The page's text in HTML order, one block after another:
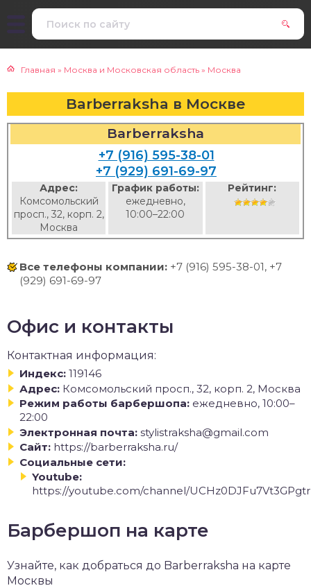
Главная » Москва и Московская область » Москва
Barberraksha в Москве
Barberraksha
+7 (916) 595-38-01
+7 (929) 691-69-97
Адрес:
Комсомольский
просп., 32, корп. 2,
Москва
График работы:
ежедневно,
10:00–22:00
Рейтинг:
Все телефоны компании: +7 (916) 595-38-01, +7
(929) 691-69-97
Офис и контакты
Контактная информация:
Индекс: 119146
Адрес: Комсомольский просп., 32, корп. 2, Москва
Режим работы барбершопа: ежедневно, 10:00–
22:00
Электронная почта: stylistraksha@gmail.com
Сайт: https://barberraksha.ru/
Социальные сети:
Youtube:
https://youtube.com/channel/
Барбершоп на карте
Узнайте, как добраться до Barberraksha на карте
Москвы